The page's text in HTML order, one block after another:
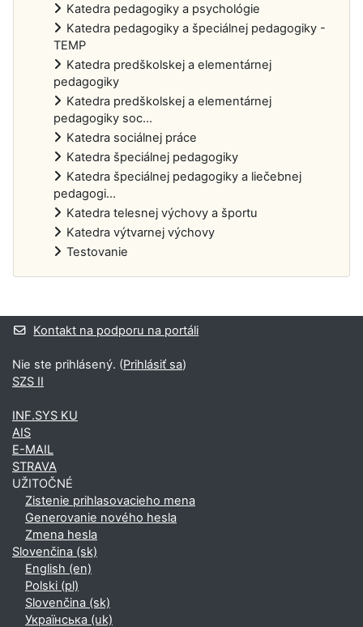
Katedra pedagogiky a psychológie
Katedra pedagogiky a špeciálnej pedagogiky -
TEMP
Katedra predškolskej a elementárnej
pedagogiky
Katedra predškolskej a elementárnej
pedagogiky soc...
Katedra sociálnej práce
Katedra špeciálnej pedagogiky
Katedra špeciálnej pedagogiky a liečebnej
pedagogi...
Katedra telesnej výchovy a športu
Katedra výtvarnej výchovy
Testovanie
Dodatočné bloky
Kontakt na podporu na portáli
Nie ste prihlásený. (Prihlásiť sa)
SZS II
INF.SYS KU
AIS
E-MAIL
STRAVA
UŽITOČNÉ
Zistenie prihlasovacieho mena
Generovanie nového hesla
Zmena hesla
Slovenčina ‎(sk)‎
English ‎(en)‎
Polski ‎(pl)‎
Slovenčina ‎(sk)‎
Українська ‎(uk)‎